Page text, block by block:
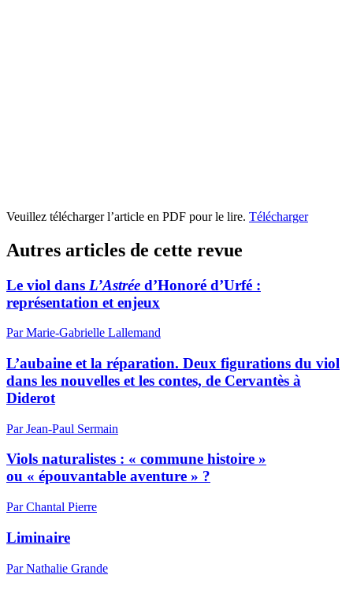
Veuillez télécharger l’article en PDF pour le lire. Télécharger
Autres articles de cette revue
Le viol dans L’Astrée d’Honoré d’Urfé :
représentation et enjeux
Par Marie-Gabrielle Lallemand
L’aubaine et la réparation. Deux figurations du viol
dans les nouvelles et les contes, de Cervantès à
Diderot
Par Jean-Paul Sermain
Viols naturalistes : « commune histoire »
ou « épouvantable aventure » ?
Par Chantal Pierre
Liminaire
Par Nathalie Grande